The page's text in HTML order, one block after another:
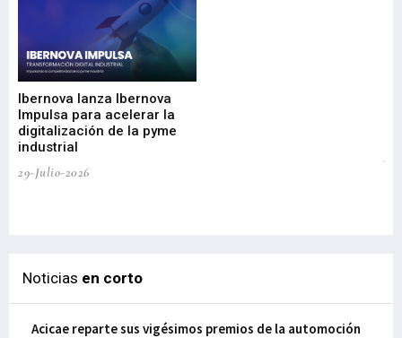
Ibernova lanza Ibernova
Impulsa para acelerar la
digitalización de la pyme
industrial
29-Julio-2026
Noticias en corto
Acicae reparte sus vigésimos premios de la automoción